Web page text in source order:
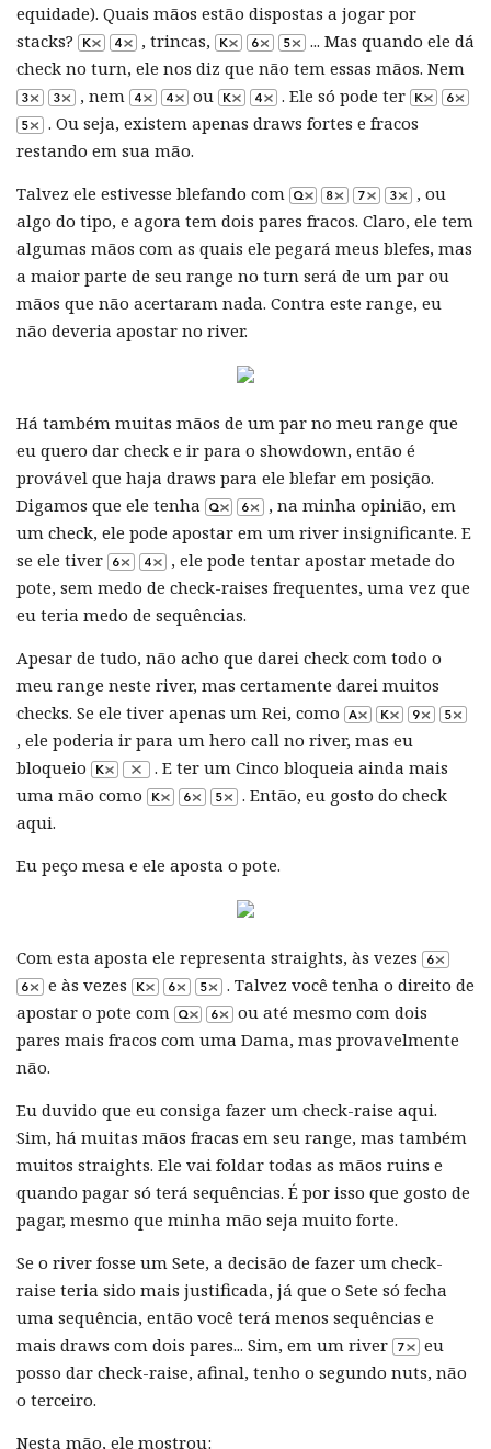
equidade). Quais mãos estão dispostas a jogar por
stacks?
, trincas,
... Mas quando ele dá
check no turn, ele nos diz que não tem essas mãos. Nem
, nem
ou
. Ele só pode ter
. Ou seja, existem apenas draws fortes e fracos
restando em sua mão.
Talvez ele estivesse blefando com
, ou
algo do tipo, e agora tem dois pares fracos. Claro, ele tem
algumas mãos com as quais ele pegará meus blefes, mas
a maior parte de seu range no turn será de um par ou
mãos que não acertaram nada. Contra este range, eu
não deveria apostar no river.
Há também muitas mãos de um par no meu range que
eu quero dar check e ir para o showdown, então é
provável que haja draws para ele blefar em posição.
Digamos que ele tenha
, na minha opinião, em
um check, ele pode apostar em um river insignificante. E
se ele tiver
, ele pode tentar apostar metade do
pote, sem medo de check-raises frequentes, uma vez que
eu teria medo de sequências.
Apesar de tudo, não acho que darei check com todo o
meu range neste river, mas certamente darei muitos
checks. Se ele tiver apenas um Rei, como
, ele poderia ir para um hero call no river, mas eu
bloqueio
. E ter um Cinco bloqueia ainda mais
uma mão como
. Então, eu gosto do check
aqui.
Eu peço mesa e ele aposta o pote.
Com esta aposta ele representa straights, às vezes
e às vezes
. Talvez você tenha o direito de
apostar o pote com
ou até mesmo com dois
pares mais fracos com uma Dama, mas provavelmente
não.
Eu duvido que eu consiga fazer um check-raise aqui.
Sim, há muitas mãos fracas em seu range, mas também
muitos straights. Ele vai foldar todas as mãos ruins e
quando pagar só terá sequências. É por isso que gosto de
pagar, mesmo que minha mão seja muito forte.
Se o river fosse um Sete, a decisão de fazer um check-
raise teria sido mais justificada, já que o Sete só fecha
uma sequência, então você terá menos sequências e
mais draws com dois pares... Sim, em um river
eu
posso dar check-raise, afinal, tenho o segundo nuts, não
o terceiro.
Nesta mão, ele mostrou: